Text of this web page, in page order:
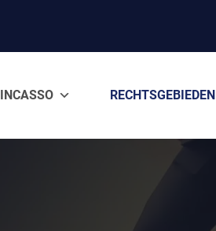
INCASSO RECHTSGEBIEDEN